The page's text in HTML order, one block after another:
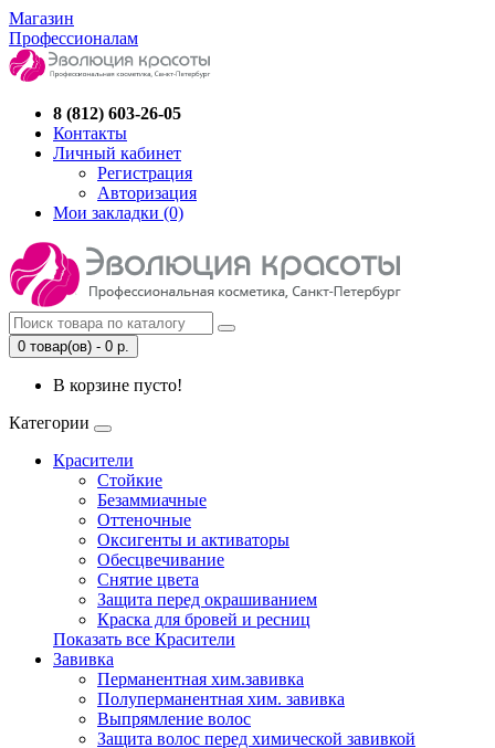
Магазин
Профессионалам
8 (812) 603-26-05
Контакты
Личный кабинет
Регистрация
Авторизация
Мои закладки (0)
0 товар(ов) - 0 р.
В корзине пусто!
Категории
Красители
Стойкие
Безаммиачные
Оттеночные
Оксигенты и активаторы
Обесцвечивание
Снятие цвета
Защита перед окрашиванием
Краска для бровей и ресниц
Показать все Красители
Завивка
Перманентная хим.завивка
Полуперманентная хим. завивка
Выпрямление волос
Защита волос перед химической завивкой